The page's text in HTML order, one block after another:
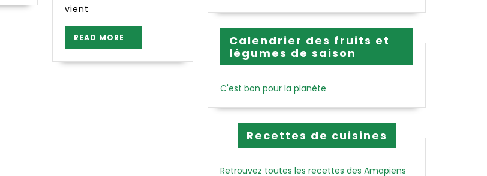
vient
READ MORE
MORE
Calendrier des fruits et
légumes de saison
C'est bon pour la planète
Recettes de cuisines
Retrouvez toutes les recettes des Amapiens